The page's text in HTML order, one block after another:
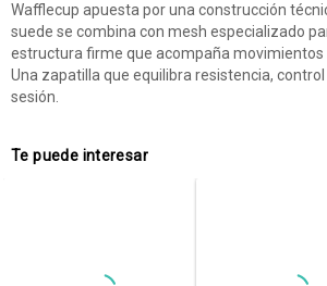
Wafflecup apuesta por una construcción
suede se combina con mesh especializado
estructura firme que acompaña movimientos
Una zapatilla que equilibra resistencia,
sesión.
Te puede interesar